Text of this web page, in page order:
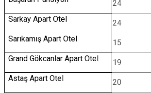
24
Sarkay Apart Otel
24
Sarıkamış Apart Otel
15
Grand Gökcanlar Apart Otel
19
Astaş Apart Otel
20